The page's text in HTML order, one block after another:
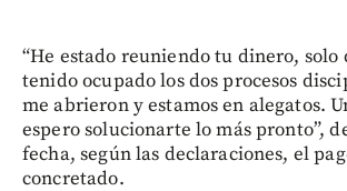
“He estado reuniendo tu dinero, solo
tenido ocupado los dos procesos
me abrieron y estamos en alegatos.
espero solucionarte lo más pronto”,
fecha, según las declaraciones, el
concretado.